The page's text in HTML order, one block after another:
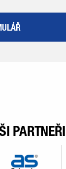
PARTNEŘI